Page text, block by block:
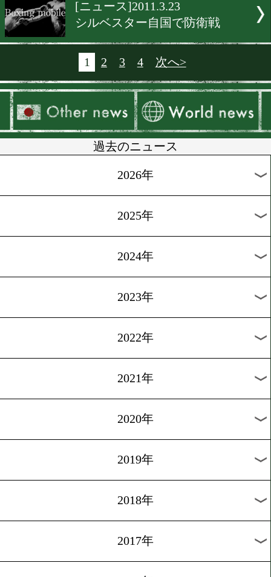
[ニュース]2011.3.25
暫定王者フランシスコ防衛
[ニュース]2011.3.24
弟の代理は兄
[ニュース]2011.3.23
アルバレス初防衛戦は?
[ニュース]2011.3.23
フックが挑戦者募集
シルベスター自国で防衛戦
1 2 3 4 次へ>
過去のニュース
2025年